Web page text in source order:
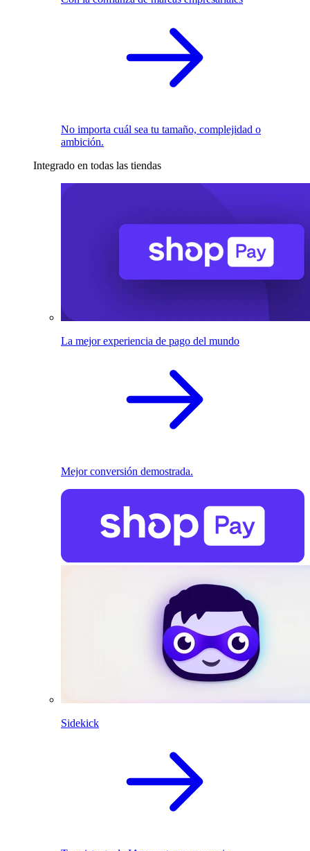
No importa cuál sea tu tamaño, complejidad o
ambición.
Integrado en todas las tiendas
La mejor experiencia de pago del mundo
Mejor conversión demostrada.
Sidekick